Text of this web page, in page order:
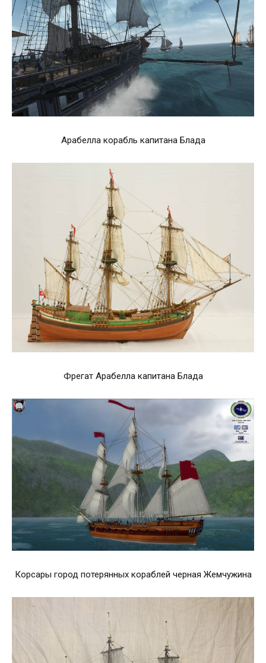
Арабелла корабль капитана Блада
Фрегат Арабелла капитана Блада
Корсары город потерянных кораблей черная Жемчужина